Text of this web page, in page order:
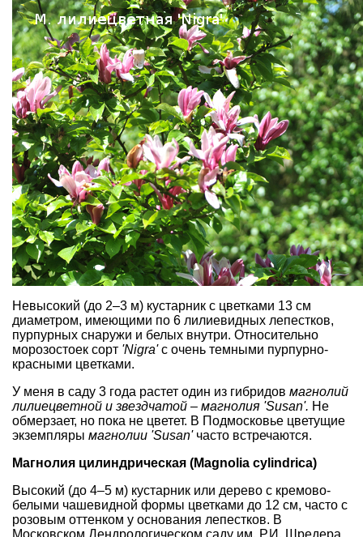
Невысокий (до 2–3 м) кустарник с цветками 13 см
диаметром, имеющими по 6 лилиевидных лепестков,
пурпурных снаружи и белых внутри. Относительно
морозостоек сорт 'Nigra' c очень темными пурпурно-
красными цветками.
У меня в саду 3 года растет один из гибридов магнолий
лилиецветной и звездчатой – магнолия 'Susan'. Не
обмерзает, но пока не цветет. В Подмосковье цветущие
экземпляры магнолии 'Susan'часто встречаются.
Магнолия цилиндрическая (Magnolia cylindrica)
Высокий (до 4–5 м) кустарник или дерево с кремово-
белыми чашевидной формы цветками до 12 см, часто с
розовым оттенком у основания лепестков. В